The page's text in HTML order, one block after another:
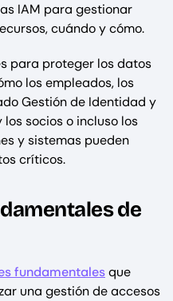
IAM para gestionar
cuándo y cómo.
para proteger los datos
los empleados, los
Gestión de Identidad y
socios o incluso los
y sistemas pueden
críticos.
de
fundamentalesque
una gestión de accesos